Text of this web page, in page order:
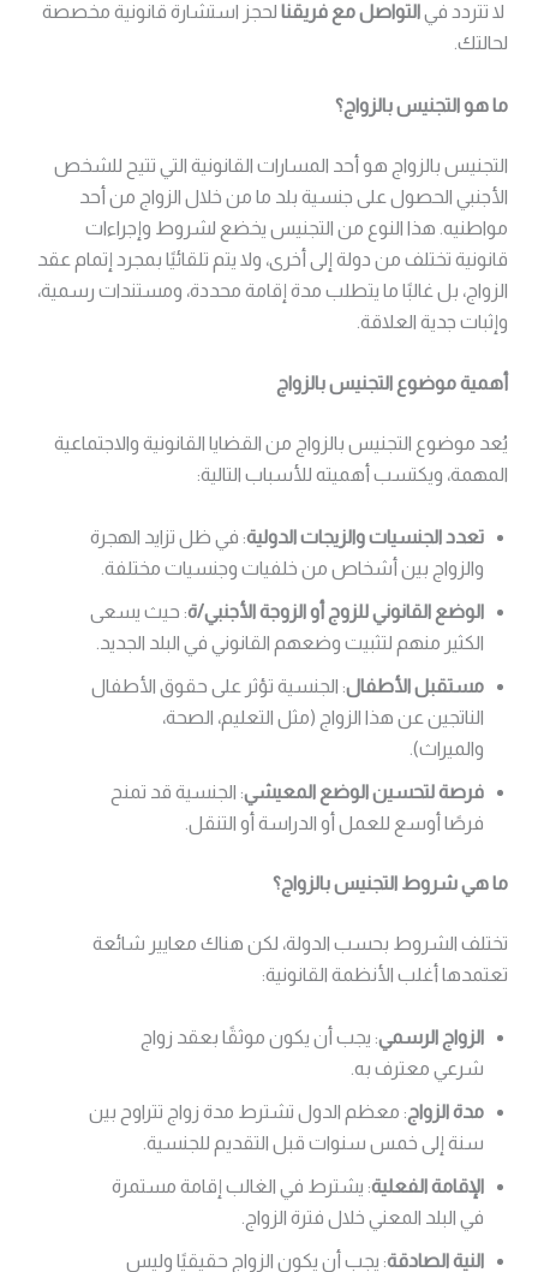
لا تتردد فيالتواصل مع فريقنا لحجز استشارة قانونية مخصصة
لحالتك.
ما هو التجنيس بالزواج؟
التجنيس بالزواج هو أحد المسارات القانونية التي تتيح للشخص
الأجنبي الحصول على جنسية بلد ما من خلال الزواج من أحد
مواطنيه. هذا النوع من التجنيس يخضع لشروط وإجراءات
قانونية تختلف من دولة إلى أخرى، ولا يتم تلقائيًا بمجرد إتمام عقد
الزواج، بل غالبًا ما يتطلب مدة إقامة محددة، ومستندات رسمية،
وإثبات جدية العلاقة.
أهمية موضوع التجنيس بالزواج
يُعد موضوع التجنيس بالزواج من القضايا القانونية والاجتماعية
المهمة، ويكتسب أهميته للأسباب التالية:
تعدد الجنسيات والزيجات الدولية: في ظل تزايد الهجرة
والزواج بين أشخاص من خلفيات وجنسيات مختلفة.
الوضع القانوني للزوج أو الزوجة الأجنبي/ة: حيث يسعى
الكثير منهم لتثبيت وضعهم القانوني في البلد الجديد.
مستقبل الأطفال: الجنسية تؤثر على حقوق الأطفال
الناتجين عن هذا الزواج (مثل التعليم، الصحة،
والميراث).
فرصة لتحسين الوضع المعيشي: الجنسية قد تمنح
فرصًا أوسع للعمل أو الدراسة أو التنقل.
ما هي شروط التجنيس بالزواج؟
تختلف الشروط بحسب الدولة، لكن هناك معايير شائعة
تعتمدها أغلب الأنظمة القانونية:
الزواج الرسمي: يجب أن يكون موثقًا بعقد زواج
شرعي معترف به.
مدة الزواج: معظم الدول تشترط مدة زواج تتراوح بين
سنة إلى خمس سنوات قبل التقديم للجنسية.
الإقامة الفعلية: يشترط في الغالب إقامة مستمرة
في البلد المعني خلال فترة الزواج.
النية الصادقة: يجب أن يكون الزواج حقيقيًا وليس